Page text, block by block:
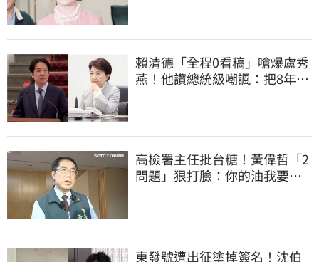
賴清德「全程0看稿」嗆爆盧秀
燕！他讚總統級嘲諷：把8年總
高檢署主任批台糖！黃偉哲「2
問題」狠打臉：你的油我要通
東發號遭出征塗掉簽名！沈伯